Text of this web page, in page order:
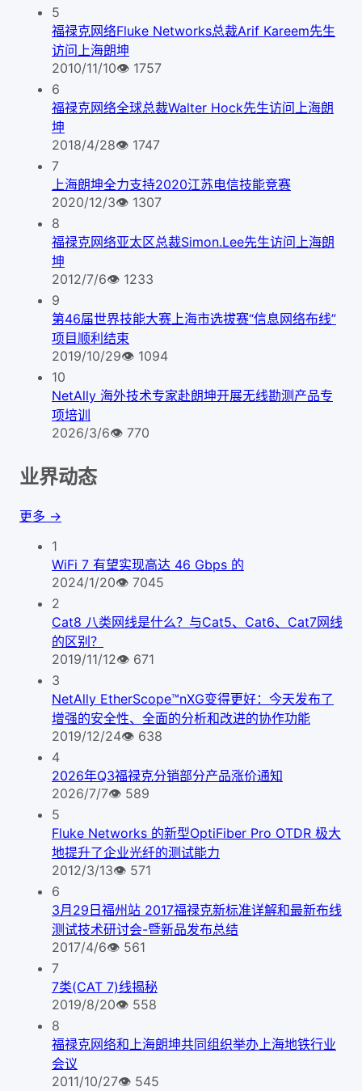
5
福禄克网络Fluke Networks总裁Arif Kareem先生
访问上海朗坤
2010/11/10👁 1757
6
福禄克网络全球总裁Walter Hock先生访问上海朗
坤
2018/4/28👁 1747
7
上海朗坤全力支持2020江苏电信技能竞赛
2020/12/3👁 1307
8
福禄克网络亚太区总裁Simon.Lee先生访问上海朗
坤
2012/7/6👁 1233
9
第46届世界技能大赛上海市选拔赛“信息网络布线”
项目顺利结束
2019/10/29👁 1094
10
NetAlly 海外技术专家赴朗坤开展无线勘测产品专
项培训
2026/3/6👁 770
业界动态
更多 →
1
WiFi 7 有望实现高达 46 Gbps 的
2024/1/20👁 7045
2
Cat8 八类网线是什么？与Cat5、Cat6、Cat7网线
的区别？
2019/11/12👁 671
3
NetAlly EtherScope™nXG变得更好：今天发布了
增强的安全性、全面的分析和改进的协作功能
2019/12/24👁 638
4
2026年Q3福禄克分销部分产品涨价通知
2026/7/7👁 589
5
Fluke Networks 的新型OptiFiber Pro OTDR 极大
地提升了企业光纤的测试能力
2012/3/13👁 571
6
3月29日福州站 2017福禄克新标准详解和最新布线
测试技术研讨会-暨新品发布总结
2017/4/6👁 561
7
7类(CAT 7)线揭秘
2019/8/20👁 558
8
福禄克网络和上海朗坤共同组织举办上海地铁行业
会议
2011/10/27👁 545